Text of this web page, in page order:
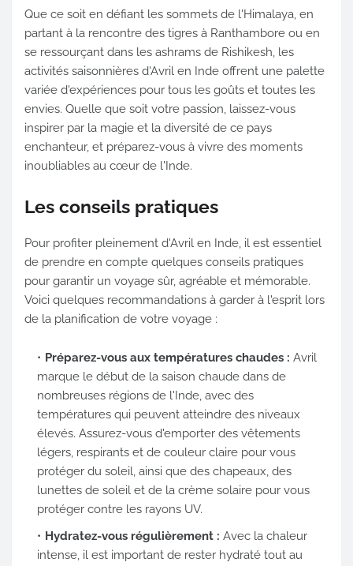
Que ce soit en défiant les sommets de l'Himalaya, en
partant à la rencontre des tigres à Ranthambore ou en
se ressourçant dans les ashrams de Rishikesh, les
activités saisonnières d'Avril en Inde offrent une palette
variée d'expériences pour tous les goûts et toutes les
envies. Quelle que soit votre passion, laissez-vous
inspirer par la magie et la diversité de ce pays
enchanteur, et préparez-vous à vivre des moments
inoubliables au cœur de l'Inde.
Les conseils pratiques
Pour profiter pleinement d'Avril en Inde, il est essentiel
de prendre en compte quelques conseils pratiques
pour garantir un voyage sûr, agréable et mémorable.
Voici quelques recommandations à garder à l'esprit lors
de la planification de votre voyage :
Préparez-vous aux températures chaudes : Avril
marque le début de la saison chaude dans de
nombreuses régions de l'Inde, avec des
températures qui peuvent atteindre des niveaux
élevés. Assurez-vous d'emporter des vêtements
légers, respirants et de couleur claire pour vous
protéger du soleil, ainsi que des chapeaux, des
lunettes de soleil et de la crème solaire pour vous
protéger contre les rayons UV.
Hydratez-vous régulièrement : Avec la chaleur
intense, il est important de rester hydraté tout au